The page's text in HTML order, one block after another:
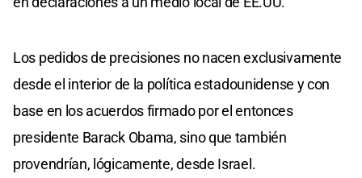
Los pedidos de precisiones no nacen exclusivamente
desde el interior de la política estadounidense y con
base en los acuerdos firmado por el entonces
presidente Barack Obama, sino que también
provendrían, lógicamente, desde Israel.